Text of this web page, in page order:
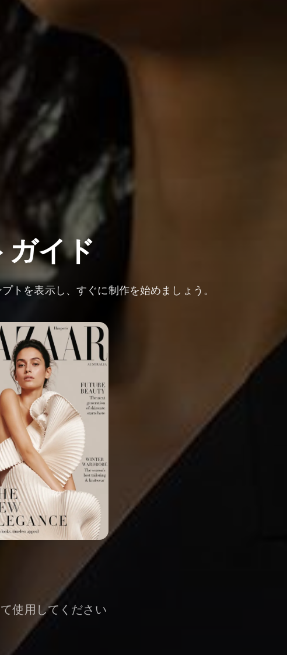
ガイド
トを表示し、すぐに制作を始めましょう。
使用してください